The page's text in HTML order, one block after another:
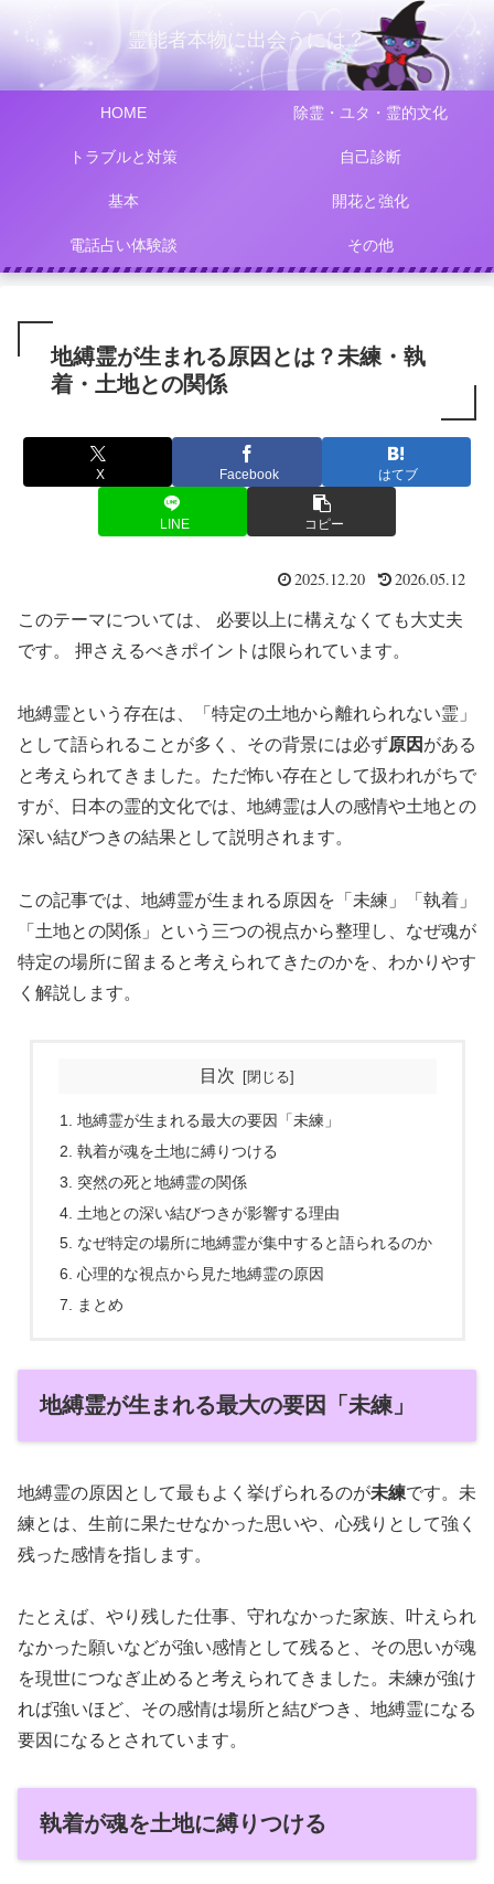
霊能者本物に出会うには？
HOME 除霊・ユタ・霊的文化
トラブルと対策 自己診断
基本 開花と強化
電話占い体験談 その他
地縛霊が生まれる原因とは？未練・執
着・土地との関係
X Facebook はてブ
LINE コピー
2025.12.20 2026.05.12
このテーマについては、 必要以上に構えなくても大丈夫
です。 押さえるべきポイントは限られています。
地縛霊という存在は、「特定の土地から離れられない霊」
として語られることが多く、その背景には必ず原因 がある
と考えられてきました。ただ怖い存在として扱われがちで
すが、日本の霊的文化では、地縛霊は人の感情や土地との
深い結びつきの結果として説明されます。
この記事では、地縛霊が生まれる原因を「未練」「執着」
「土地との関係」という三つの視点から整理し、なぜ魂が
特定の場所に留まると考えられてきたのかを、わかりやす
く解説します。
目次
地縛霊が生まれる最大の要因「未練」
執着が魂を土地に縛りつける
突然の死と地縛霊の関係
土地との深い結びつきが影響する理由
なぜ特定の場所に地縛霊が集中すると語られるのか
心理的な視点から見た地縛霊の原因
まとめ
地縛霊が生まれる最大の要因「未練」
地縛霊の原因として最もよく挙げられるのが未練です。未
練とは、生前に果たせなかった思いや、心残りとして強く
残った感情を指します。
たとえば、やり残した仕事、守れなかった家族、叶えられ
なかった願いなどが強い感情として残ると、その思いが魂
を現世につなぎ止めると考えられてきました。未練が強け
れば強いほど、その感情は場所と結びつき、地縛霊になる
要因になるとされています。
執着が魂を土地に縛りつける